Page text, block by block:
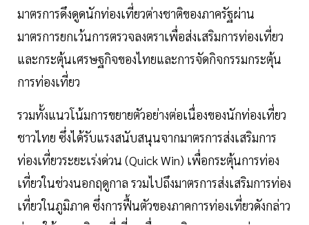
มาตรการดึงดูดนักท่องเที่ยวต่างชาติของภาครัฐผ่าน
มาตรการยกเว้นการตรวจลงตราเพื่อส่งเสริมการท่องเที่ยว
และกระตุ้นเศรษฐกิจของไทยและการจัดกิจกรรมกระตุ้น
การท่องเที่ยว
รวมทั้งแนวโน้มการขยายตัวอย่างต่อเนื่องของนักท่องเที่ยว
ชาวไทย ซึ่งได้รับแรงสนับสนุนจากมาตรการส่งเสริมการ
ท่องเที่ยวระยะเร่งด่วน (Quick Win) เพื่อกระตุ้นการท่อง
เที่ยวในช่วงนอกฤดูกาล รวมไปถึงมาตรการส่งเสริมการท่อง
เที่ยวในภูมิภาค ซึ่งการฟื้นตัวของภาคการท่องเที่ยวดังกล่าว